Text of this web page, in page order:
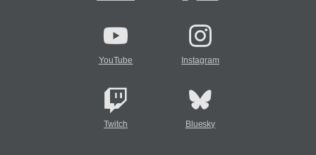
YouTube Instagram
Twitch Bluesky